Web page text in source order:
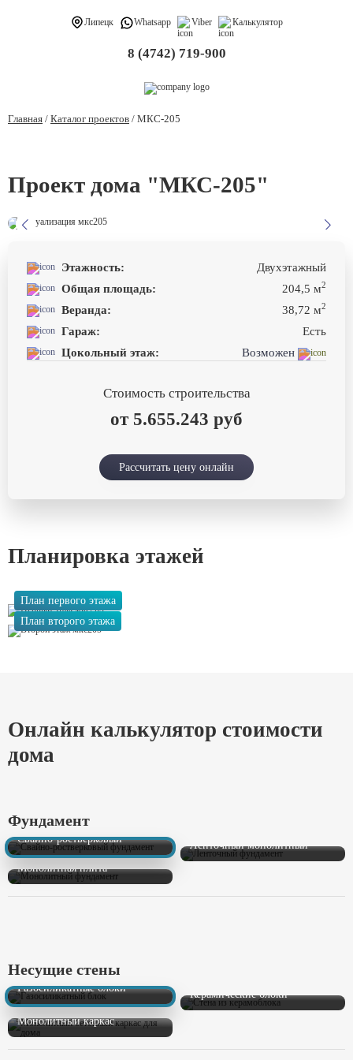
Липецк Whatsapp Viber Калькулятор
8 (4742) 719-900
Главная / Каталог проектов / МКС-205
Проект дома "МКС-205"
Этажность:
Двухэтажный
Общая площадь:
204,5 м2
Веранда: 38,72 м2
Гараж:
Есть
Цокольный этаж:
Возможен
Стоимость строительства
от 5.655.243 руб
Рассчитать цену онлайн
Планировка этажей
План первого этажа
План второго этажа
Онлайн калькулятор стоимости
дома
Фундамент
Свайно-ростверковый
Ленточный монолитный
Монолитная плита
Несущие стены
Газосиликатные блоки
Керамические блоки
Монолитный каркас